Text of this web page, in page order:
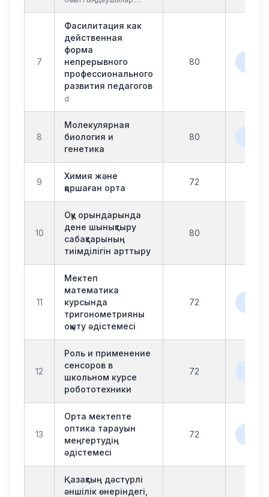
мектеп педагогтеріБ...
7
Фасилитация как
действенная
форма
непрерывного
профессионального
развития педагогов
d
80
8
Молекулярная
биология и
генетика
80
9
Химия және
қоршаған орта
72
10
Оқу орындарында
дене шынықтыру
сабақтарының
тиімділігін арттыру
80
11
Мектеп
математика
курсында
тригонометрияны
оқыту әдістемесі
72
12
Роль и применение
сенсоров в
школьном курсе
робототехники
72
13
Орта мектепте
оптика тарауын
меңгертудің
әдістемесі
72
Қазақтың дәстүрлі
әншілік өнеріндегі,